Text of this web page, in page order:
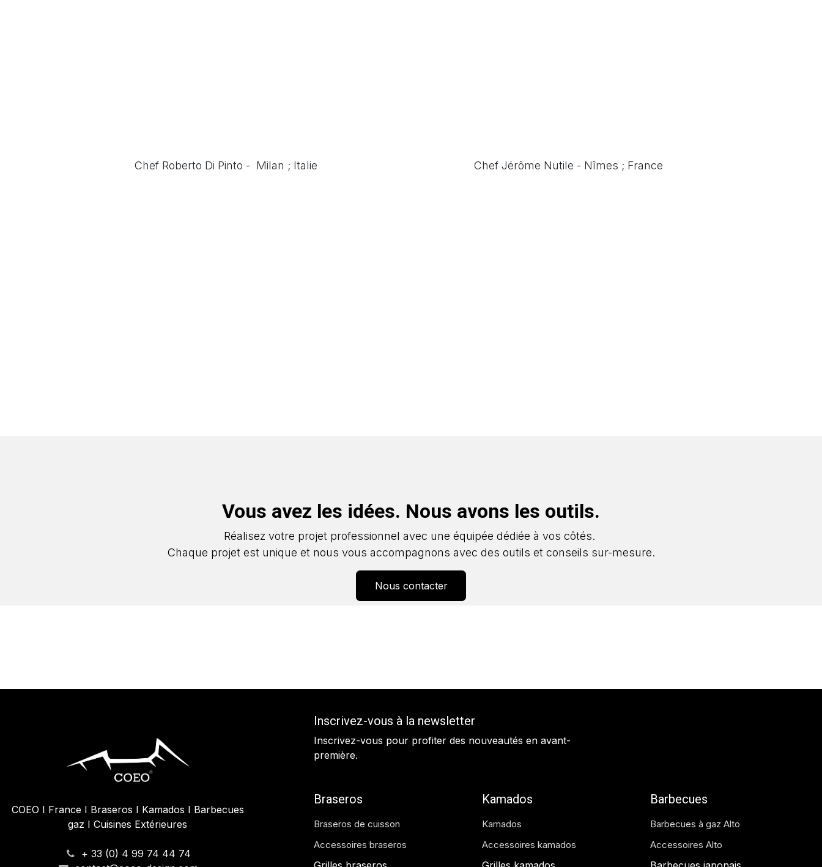
Chef Roberto Di Pinto - Milan ; Italie Chef Jérôme Nutile - Nîmes ; France
Vous avez les idées. Nous avons les outils.
Réalisez votre projet professionnel avec une équipée dédiée à vos côtés.
Chaque projet est unique et nous vous accompagnons avec des outils et conseils sur-mesure.
Nous contacter
COEO I France I Braseros I Kamados I Barbecues
gaz I Cuisines Extérieures
+ 33 (0) 4 99 74 44 74
Inscrivez-vous à la newsletter
Inscrivez-vous pour profiter des nouveautés en avant-
première.
Braseros
Braseros de cuisson
Accessoires braseros
Kamados
Kamados
Accessoires kamados
Barbecues
Barbecues à gaz Alto
Accessoires Alto